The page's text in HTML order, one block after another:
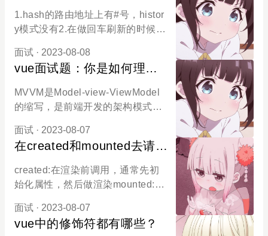
格模式：全局对象（window） b.严
格模式：undefined2.对象方法调用
的this值：调用者 /** * 如何确认this
的值 * 1.全局执行环境 * 严格模
式，非严格模式:全局对象（windo
w） * 2.函数内部 * 2.1 直接调用 *
严格模式下:undefined * 非严格模
方法调用 * 严格模式，非严格模式:
调用者 * 3.开启严格模式 * 脚本开
到vm上。为每一个添加到vm上的
属性，都指定一个getter/setter。在
getter/setter内部去操作 (读/写) dat
a中对应的属性。
history模式有什么区别?
1.hash的路由地址上有#号，histor
y模式没有2.在做回车刷新的时候，
会报错4043.hash模式支持低版本
浏览器，history不支持，因为是H5
新增的API4.hash不会重新加载页
面，单页面应用必备5.history有历
史记录，H5新增了pushstate()和re
placeState()去修改历史记录，并不
会立刻发送请求6.history需要后台
面试 · 2023-08-08
vue面试题：你是如何理解
MVVM的?
MVVM是Model-view-ViewModel
的缩写，是前端开发的架构模式M:
图，用户界面，DOMVM: 视图模
型: Vue的实例对象，连接view和M
odel的桥梁核心是提供对View和Vi
ewModel的双向数据绑定，当数据
改变的时候，ViewModel能监听到
数据的变化，自动更新视图，当用
户操作视图的时候，ViewModel也
面试 · 2023-08-07
在created和mounted去请求
数据，有什么区别?
created:在渲染前调用，通常先初
始化属性，然后做渲染mounted:在
页面后，再对元素节点进行操作，
在这里请求数据可能会出现闪屏的
面试 · 2023-08-07
vue中的修饰符都有哪些？